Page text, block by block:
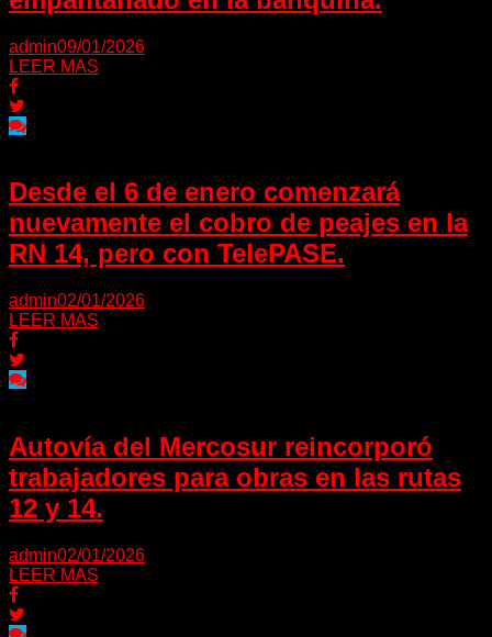
admin09/01/2026
LEER MAS
Desde el 6 de enero comenzará
nuevamente el cobro de peajes en la
RN 14, pero con TelePASE.
admin02/01/2026
LEER MAS
Autovía del Mercosur reincorporó
trabajadores para obras en las rutas
12 y 14.
admin02/01/2026
LEER MAS